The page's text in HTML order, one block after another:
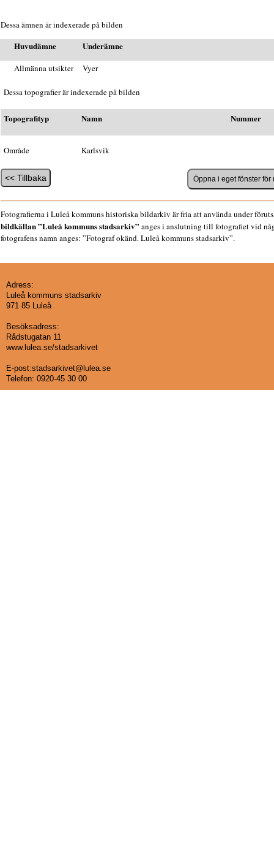
Dessa ämnen är indexerade på bilden
Huvudämne Underämne
Allmänna utsikter Vyer
Dessa topografier är indexerade på bilden
Topografityp Namn Nummer
Område Karlsvik
Fotografierna i Luleå kommuns historiska bildarkiv är fria att använda under
bildkällan ”Luleå kommuns stadsarkiv” anges i anslutning till fotografiet vid
fotografens namn anges: ”Fotograf okänd. Luleå kommuns stadsarkiv”.
Adress:
Luleå kommuns stadsarkiv
971 85 Luleå
Besöksadress:
Rådstugatan 11
www.lulea.se/stadsarkivet
E-post:stadsarkivet@lulea.se
Telefon: 0920-45 30 00